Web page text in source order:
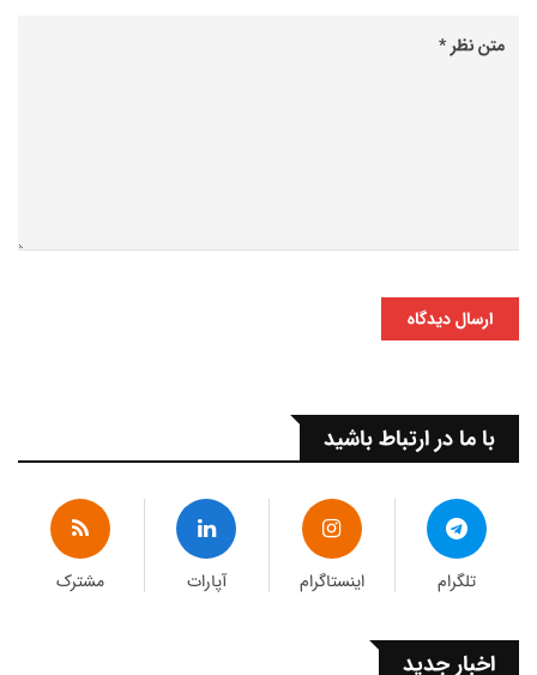
ارسال دیدگاه
با ما در ارتباط باشید
تلگرام اینستاگرام آپارات مشترک
اخبار جدید